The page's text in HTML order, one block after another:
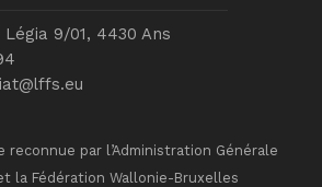
9/01, 4430 Ans
reconnue par l’Administration Générale
la Fédération Wallonie-Bruxelles